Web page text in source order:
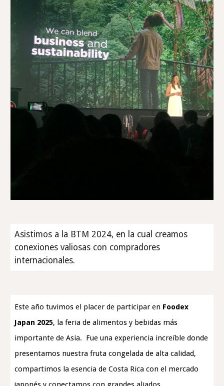
Asistimos a la BTM 2024, en la cual creamos
conexiones valiosas con compradores
internacionales.
Este año tuvimos el placer de participar en Foodex
Japan 2025, la feria de alimentos y bebidas más
importante de Asia. Fue una experiencia increíble donde
presentamos nuestra fruta congelada de alta calidad,
compartimos la esencia de Costa Rica con el mercado